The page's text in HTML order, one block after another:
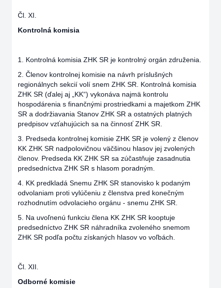
Čl. XI.
Kontrolná komisia
1. Kontrolná komisia ZHK SR je kontrolný orgán združenia.
2. Členov kontrolnej komisie na návrh príslušných
regionálnych sekcií volí snem ZHK SR. Kontrolná komisia
ZHK SR (ďalej aj „KK“) vykonáva najmä kontrolu
hospodárenia s finančnými prostriedkami a majetkom ZHK
SR a dodržiavania Stanov ZHK SR a ostatných platných
predpisov vzťahujúcich sa na činnosť ZHK SR.
3. Predseda kontrolnej komisie ZHK SR je volený z členov
KK ZHK SR nadpolovičnou väčšinou hlasov jej zvolených
členov. Predseda KK ZHK SR sa zúčastňuje zasadnutia
predsedníctva ZHK SR s hlasom poradným.
4. KK predkladá Snemu ZHK SR stanovisko k podaným
odvolaniam proti vylúčeniu z členstva pred konečným
rozhodnutím odvolacieho orgánu - snemu ZHK SR.
5. Na uvoľnenú funkciu člena KK ZHK SR kooptuje
predsedníctvo ZHK SR náhradníka zvoleného snemom
ZHK SR podľa počtu získaných hlasov vo voľbách.
Čl. XII.
Odborné komisie